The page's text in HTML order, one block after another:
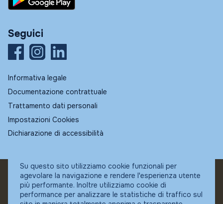
Seguici
Informativa legale
Documentazione contrattuale
Trattamento dati personali
Impostazioni Cookies
Dichiarazione di accessibilità
© Fundstore
Collocatore autorizzato:
Banca Ifigest SpA
Su questo sito utilizziamo cookie funzionali per
agevolare la navigazione e rendere l'esperienza utente
più performante. Inoltre utilizziamo cookie di
performance per analizzare le statistiche di traffico sul